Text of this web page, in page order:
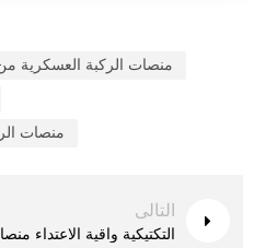
منصات الركبة العسكرية
منصات
التالى
التكتيكية واقية الاعتداء